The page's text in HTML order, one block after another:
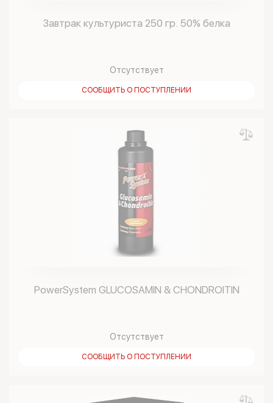
Завтрак культуриста 250 гр. 50% белка
Отсутствует
СООБЩИТЬ О ПОСТУПЛЕНИИ
PowerSystem GLUCOSAMIN & CHONDROITIN
Отсутствует
СООБЩИТЬ О ПОСТУПЛЕНИИ